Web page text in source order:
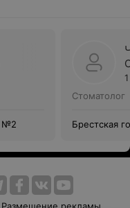
№2
Стоматолог
Брестская